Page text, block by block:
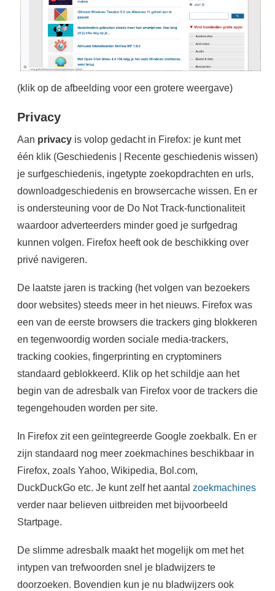
(klik op de afbeelding voor een grotere weergave)
Privacy
Aan privacyis volop gedacht in Firefox: je kunt met
één klik (Geschiedenis | Recente geschiedenis wissen)
je surfgeschiedenis, ingetypte zoekopdrachten en urls,
downloadgeschiedenis en browsercache wissen. En er
is ondersteuning voor de Do Not Track-functionaliteit
waardoor adverteerders minder goed je surfgedrag
kunnen volgen. Firefox heeft ook de beschikking over
privé navigeren.
De laatste jaren is tracking (het volgen van bezoekers
door websites) steeds meer in het nieuws. Firefox was
een van de eerste browsers die trackers ging blokkeren
en tegenwoordig worden sociale media-trackers,
tracking cookies, fingerprinting en cryptominers
standaard geblokkeerd. Klik op het schildje aan het
begin van de adresbalk van Firefox voor de trackers die
tegengehouden worden per site.
In Firefox zit een geïntegreerde Google zoekbalk. En er
zijn standaard nog meer zoekmachines beschikbaar in
Firefox, zoals Yahoo, Wikipedia, Bol.com,
DuckDuckGo etc. Je kunt zelf het aantal zoekmachines
verder naar believen uitbreiden met bijvoorbeeld
Startpage.
De slimme adresbalk maakt het mogelijk om met het
intypen van trefwoorden snel je bladwijzers te
doorzoeken. Bovendien kun je nu bladwijzers ook